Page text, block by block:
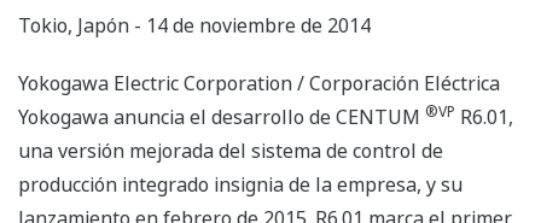
Tokio, Japón - 14 de noviembre de 2014
Yokogawa Electric Corporation / Corporación Eléctrica
Yokogawa anuncia el desarrollo de CENTUM ®VP R6.01,
una versión mejorada del sistema de control de
producción integrado insignia de la empresa, y su